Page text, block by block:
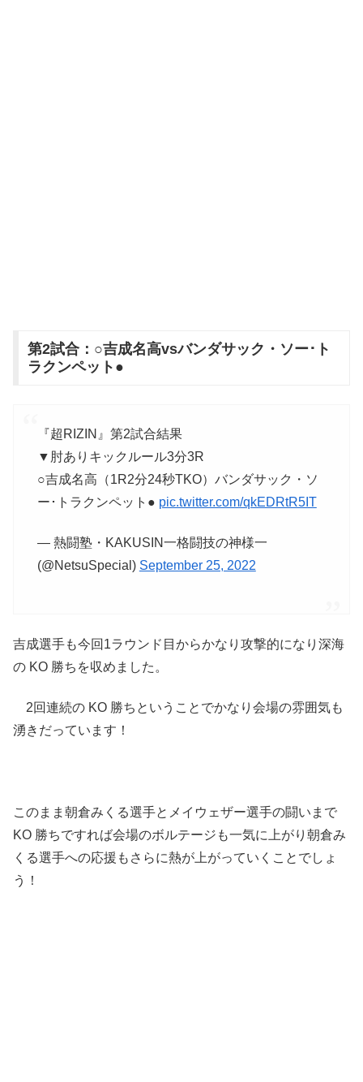
第2試合：○吉成名高vsバンダサック・ソー･ト
ラクンペット●
『超RIZIN』第2試合結果
▼肘ありキックルール3分3R
○吉成名高（1R2分24秒TKO）バンダサック・ソ
ー･トラクンペット● pic.twitter.com/qkEDRtR5IT
— 熱闘塾・KAKUSIN一格闘技の神様一
(@NetsuSpecial) September 25, 2022
吉成選手も今回1ラウンド目からかなり攻撃的になり深海
の KO 勝ちを収めました。
2回連続の KO 勝ちということでかなり会場の雰囲気も
湧きだっています！
このまま朝倉みくる選手とメイウェザー選手の闘いまで
KO 勝ちですれば会場のボルテージも一気に上がり朝倉み
くる選手への応援もさらに熱が上がっていくことでしょ
う！